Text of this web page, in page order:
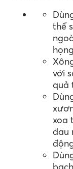
thể
với
quả
xoa
đau